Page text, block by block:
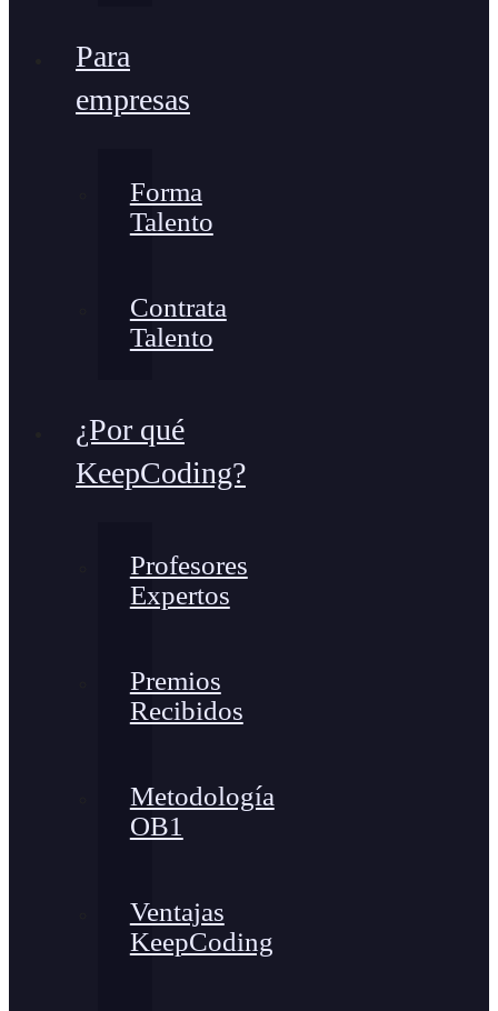
Para
empresas
Forma
Talento
Contrata
Talento
¿Por qué
KeepCoding?
Profesores
Expertos
Premios
Recibidos
Metodología
OB1
Ventajas
KeepCoding